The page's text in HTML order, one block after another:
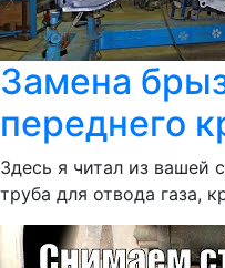
Замена
переднего
Здесь я читал из вашей
труба для отвода газа,